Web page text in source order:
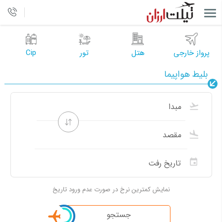
پرواز خارجی هتل تور Cip
بلیط هواپیما
نمایش کمترین نرخ در صورت عدم ورود تاریخ
جستجو